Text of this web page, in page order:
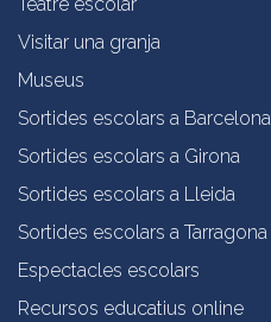
Visitar una granja
Museus
Sortides escolars a Barcelona
Sortides escolars a Girona
Sortides escolars a Lleida
Sortides escolars a Tarragona
Espectacles escolars
Recursos educatius online